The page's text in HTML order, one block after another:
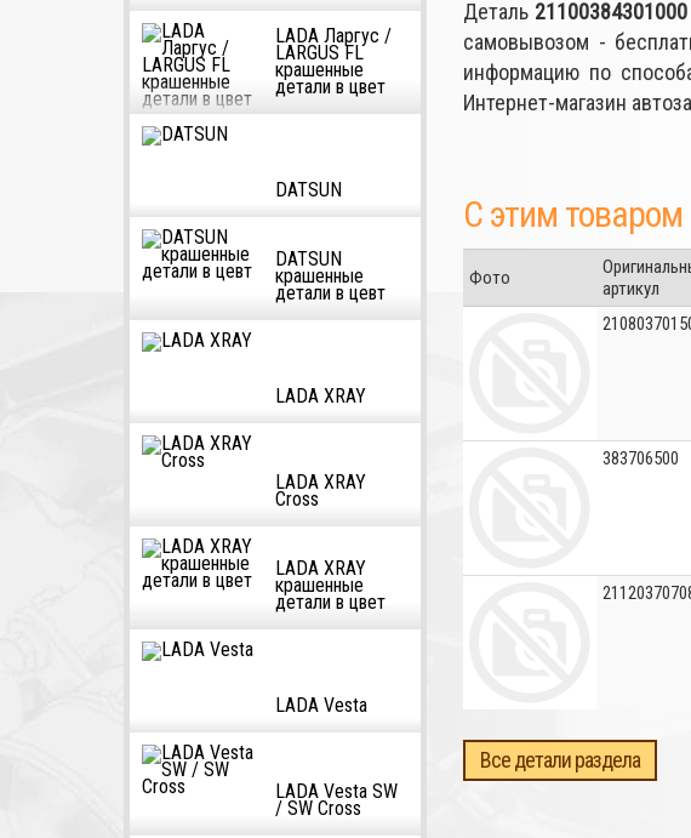
LADA Ларгус /
LARGUS FL
крашенные
детали в цвет
DATSUN
DATSUN
крашенные
детали в цевт
LADA XRAY
LADA XRAY
Cross
LADA XRAY
крашенные
детали в цвет
LADA Vesta
LADA Vesta SW
/ SW Cross
Деталь 21100384301000
самовывозом -
информацию по
Интернет-магазин
С этим
Фото
артикул
383706500
Все детали раздела